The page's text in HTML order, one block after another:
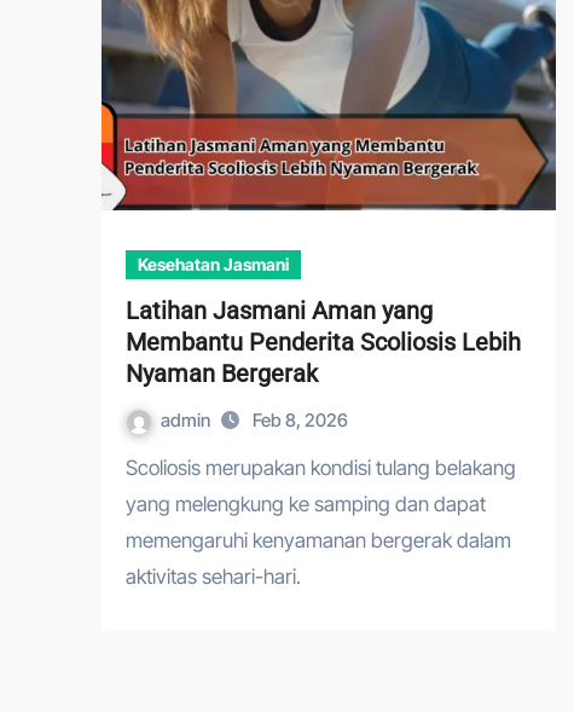
Kesehatan Jasmani
Latihan Jasmani Aman yang
Membantu Penderita Scoliosis Lebih
Nyaman Bergerak
admin Feb 8, 2026
Scoliosis merupakan kondisi tulang belakang
yang melengkung ke samping dan dapat
memengaruhi kenyamanan bergerak dalam
aktivitas sehari-hari.